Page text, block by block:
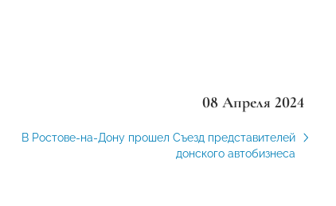
08 Апреля 2024
В Ростове-на-Дону прошел Съезд представителей
донского автобизнеса